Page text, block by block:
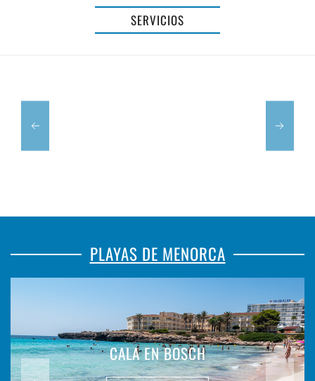
SERVICIOS
BIOLÓGICA
NÚRIA
PLAYAS DE MENORCA
CALA EN BOSCH